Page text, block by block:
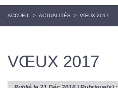
ACCUEIL > ACTUALITÉS > VŒUX 2017
VŒUX 2017